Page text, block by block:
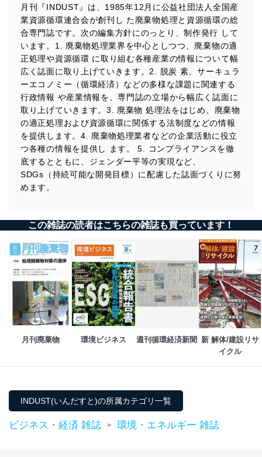
みを確実にするため、従業者等の教育を徹底してまいり
ます。また、目的外利用を行わないために、適切な管理
措置を講じます。
法令遵守
当社は、個人情報に関連する法令、国が定める指針及び
その他の規範を遵守します。また、当社の管理の仕組み
に、これらの法令及びその他の規範を常に適合させま
す。
個人情報の安全管理措置
当社は、個人情報の正確性及び安全性を確保するため
に、下記セキュリティ対策をはじめとする安全対策を実
施し、個人情報の漏えい、滅失またはき損の防止及び是
正に努めます。
機器を取り扱う従業者を明確化し、 個人データへ
の不要なアクセスを防止しています。
アクセス者の識別と認証
機器に標準装備されているユーザー制御機能（ユ
ーザーアカウント制御）により、個人情報データ
ベース等を取り扱う情報システムを使用する従業
者を識別・認証しています。
外部からの不正アクセス等の防止
個人データを取り扱う機器等のオペレーティング
システムを最新の状態に保持しています。
個人データを取り扱う機器等にセキュリティ対策
情報システムの使用に伴う漏洩等の防止
メール等により個人データの含まれるファイルを
送信する場合に、当該ファイルへのパスワードを
設定しています。
月刊『INDUST』は、1985年12月に公益社団法人全国産
業資源循環連合会が創刊し た廃棄物処理と資源循環の総
合専門誌です。次の編集方針にのっとり、制作発行 して
います。1. 廃棄物処理業界を中心としつつ、廃棄物の適
正処理や資源循環 に取り組む各種産業の情報について幅
広く誌面に取り上げていきます。2. 脱炭 素、サーキュラ
ーエコノミー（循環経済）などの多様な課題に関連する
行政情報 や産業情報を、専門誌の立場から幅広く誌面に
取り上げていきます。3. 廃棄物 処理法をはじめ、廃棄物
の適正処理および資源循環に関係する法制度などの情報
を提供します。4. 廃棄物処理業者などの企業活動に役立
つ各種の情報を提供し ます。 5. コンプライアンスを徹
底するとともに、ジェンダー平等の実現など、
SDGs（持続可能な開発目標）に配慮した誌面づくりに努
めます。
この雑誌の読者はこちらの雑誌も買っています！
月刊廃棄物 環境ビジネス 週刊循環経済新聞 新 解体/建設リサ
イクル
INDUST(いんだすと)の所属カテゴリ一覧
ビジネス・経済 雑誌 > 環境・エネルギー 雑誌